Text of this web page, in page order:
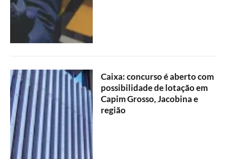
Caixa: concurso é aberto com
possibilidade de lotação em
Capim Grosso, Jacobina e
região